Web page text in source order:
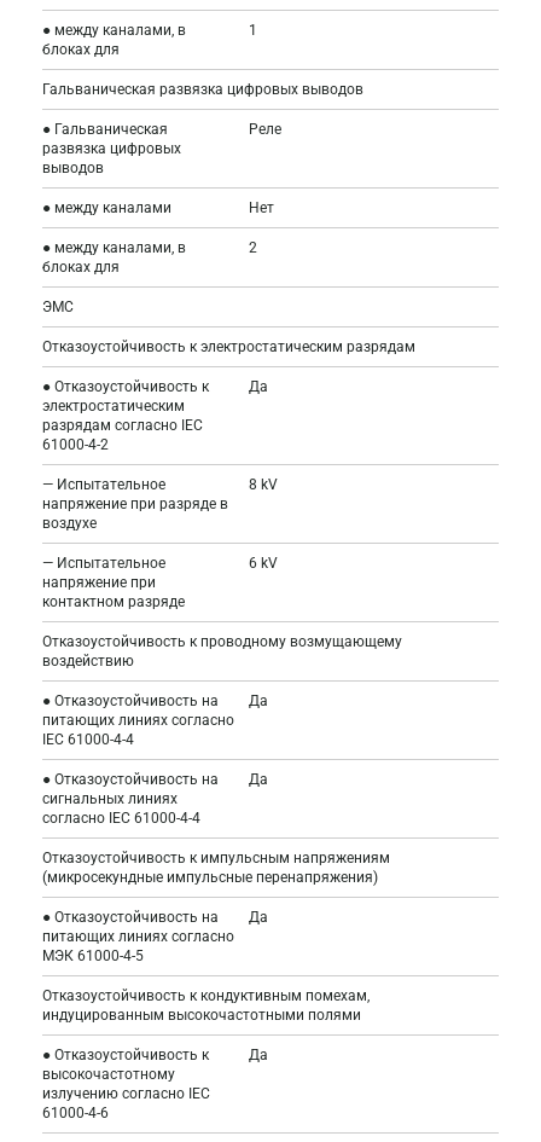
● между каналами, в
блоках для
1
Гальваническая развязка цифровых выводов
● Гальваническая
развязка цифровых
выводов
Реле
● между каналами Нет
● между каналами, в
блоках для
2
ЭМС
Отказоустойчивость к электростатическим разрядам
● Отказоустойчивость к
электростатическим
разрядам согласно IEC
61000-4-2
Да
— Испытательное
напряжение при разряде в
воздухе
8 kV
— Испытательное
напряжение при
контактном разряде
6 kV
Отказоустойчивость к проводному возмущающему
воздействию
● Отказоустойчивость на
питающих линиях согласно
IEC 61000-4-4
Да
● Отказоустойчивость на
сигнальных линиях
согласно IEC 61000-4-4
Да
Отказоустойчивость к импульсным напряжениям
(микросекундные импульсные перенапряжения)
● Отказоустойчивость на
питающих линиях согласно
МЭК 61000-4-5
Да
Отказоустойчивость к кондуктивным помехам,
индуцированным высокочастотными полями
● Отказоустойчивость к
высокочастотному
излучению согласно IEC
61000-4-6
Да